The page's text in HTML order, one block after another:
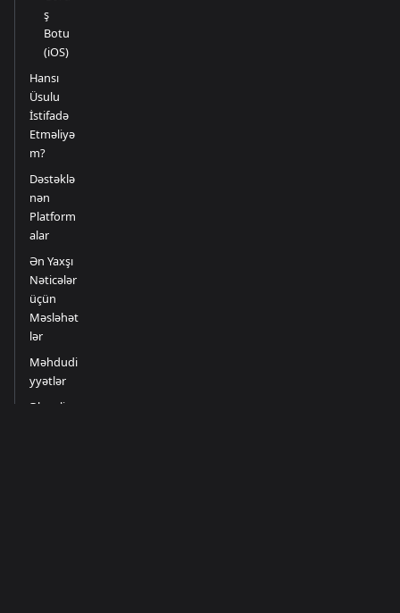
ş
Botu
(iOS)
Hansı
Üsulu
İstifadə
Etməliyə
m?
Dəstəklə
nən
Platform
alar
Ən Yaxşı
Nəticələr
üçün
Məsləhət
lər
Məhdudi
yyətlər
Əlaqəli